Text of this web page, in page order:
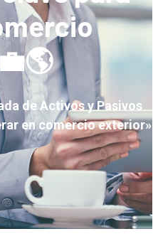
de Activos y Pasivos
en comercio exterior»